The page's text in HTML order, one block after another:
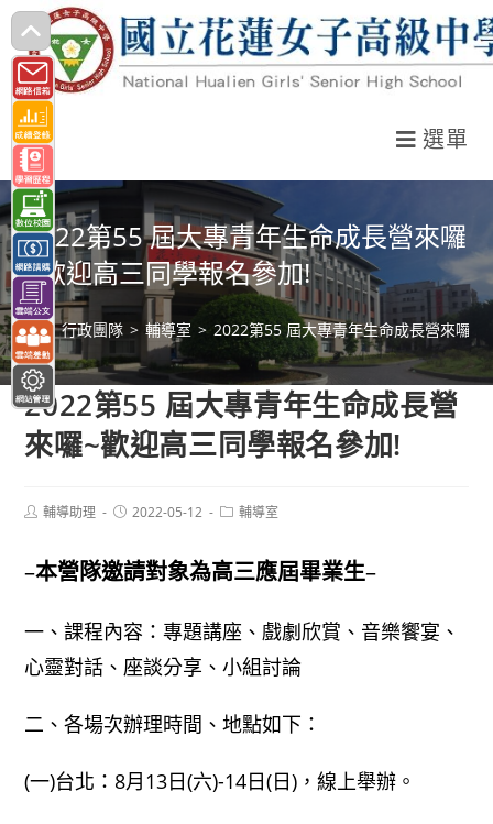
跳
轉
至
主
要
內
容
選單
2022第55 屆大專青年生命成長營來囉
~歡迎高三同學報名參加!
> 行政團隊 > 輔導室 > 2022第55 屆大專青年生命成長營來囉~
2022第55 屆大專青年生命成長營
來囉~歡迎高三同學報名參加!
Post輔導助理
Post2022-05-12
Post輔導室
–本營隊邀請對象為高三應屆畢業生–
一、課程內容：專題講座、戲劇欣賞、音樂饗宴、
心靈對話、座談分享、小組討論
二、各場次辦理時間、地點如下：
(一)台北：8月13日(六)-14日(日)，線上舉辦。